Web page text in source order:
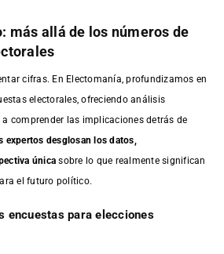
más allá de los números de
cifras. En Electomanía, profundizamos en
electorales, ofreciendo análisis
comprender las implicaciones detrás de
expertos desglosan los datos,
única sobre lo que realmente significan
el futuro político.
encuestas para elecciones